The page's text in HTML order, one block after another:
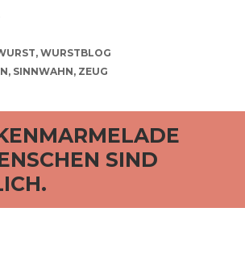
, WURSTBLOG
, SINNWAHN, ZEUG
SIND